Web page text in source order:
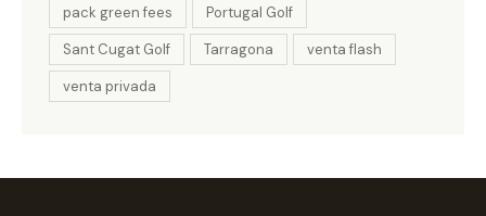
pack green fees
Portugal Golf
Sant Cugat Golf
Tarragona
venta flash
venta privada